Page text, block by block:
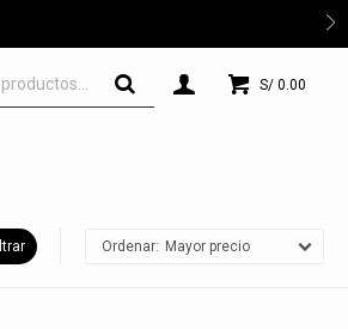
S/ 0.00
Mayor precio